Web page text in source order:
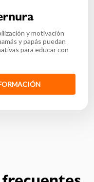
y motivación
y papás puedan
para educar con